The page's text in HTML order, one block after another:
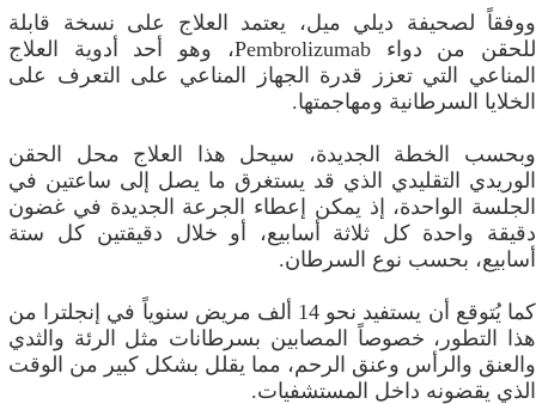
ووفقاً لصحيفة ديلي ميل، يعتمد العلاج على نسخة قابلة
للحقن من دواء Pembrolizumab، وهو أحد أدوية العلاج
المناعي التي تعزز قدرة الجهاز المناعي على التعرف على
الخلايا السرطانية ومهاجمتها.
وبحسب الخطة الجديدة، سيحل هذا العلاج محل الحقن
الوريدي التقليدي الذي قد يستغرق ما يصل إلى ساعتين في
الجلسة الواحدة، إذ يمكن إعطاء الجرعة الجديدة في غضون
دقيقة واحدة كل ثلاثة أسابيع، أو خلال دقيقتين كل ستة
أسابيع، بحسب نوع السرطان.
كما يُتوقع أن يستفيد نحو 14 ألف مريض سنوياً في إنجلترا من
هذا التطور، خصوصاً المصابين بسرطانات مثل الرئة والثدي
والعنق والرأس وعنق الرحم، مما يقلل بشكل كبير من الوقت
الذي يقضونه داخل المستشفيات.